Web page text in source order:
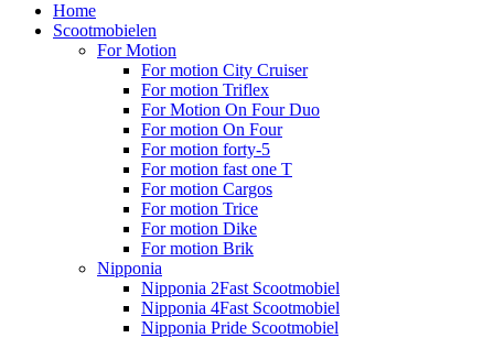
Home
Scootmobielen
For Motion
For motion City Cruiser
For motion Triflex
For Motion On Four Duo
For motion On Four
For motion forty-5
For motion fast one T
For motion Cargos
For motion Trice
For motion Dike
For motion Brik
Nipponia
Nipponia 2Fast Scootmobiel
Nipponia 4Fast Scootmobiel
Nipponia Pride Scootmobiel